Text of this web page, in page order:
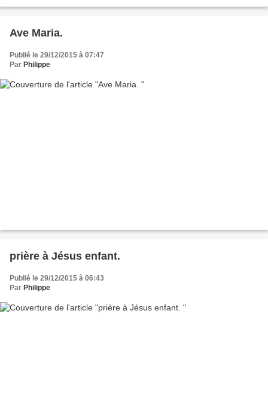
Ave Maria.
Publié le 29/12/2015 à 07:47
Par Philippe
prière à Jésus enfant.
Publié le 29/12/2015 à 06:43
Par Philippe